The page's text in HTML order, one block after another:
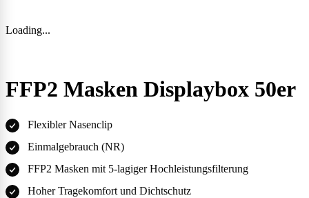
Loading...
FFP2 Masken Displaybox 50er
Flexibler Nasenclip
Einmalgebrauch (NR)
FFP2 Masken mit 5-lagiger Hochleistungsfilterung
Hoher Tragekomfort und Dichtschutz